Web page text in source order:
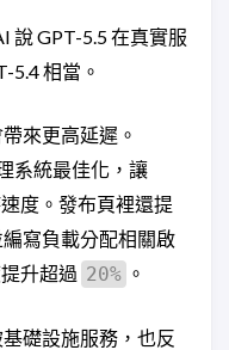
說 GPT-5.5 在真實服
5.4 相當。
來更高延遲。
系統最佳化，讓
度。發布頁裡還提
寫負載分配相關啟
升超過 20% 。
礎設施服務，也反